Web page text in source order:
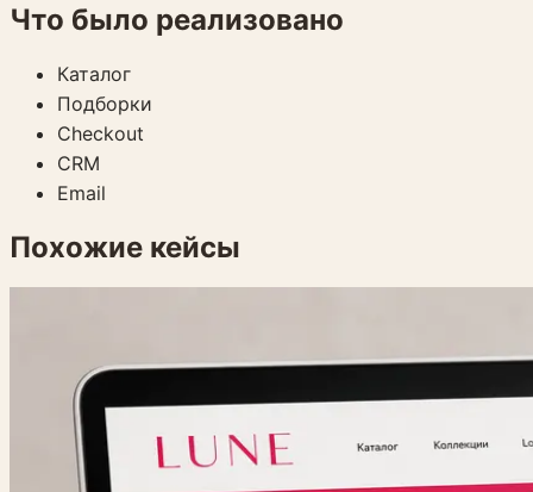
Что было реализовано
Каталог
Подборки
Checkout
CRM
Email
Похожие кейсы